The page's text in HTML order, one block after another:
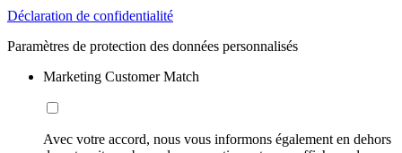
Déclaration de confidentialité
Paramètres de protection des données personnalisés
Marketing Customer Match
Avec votre accord, nous vous informons également en dehors